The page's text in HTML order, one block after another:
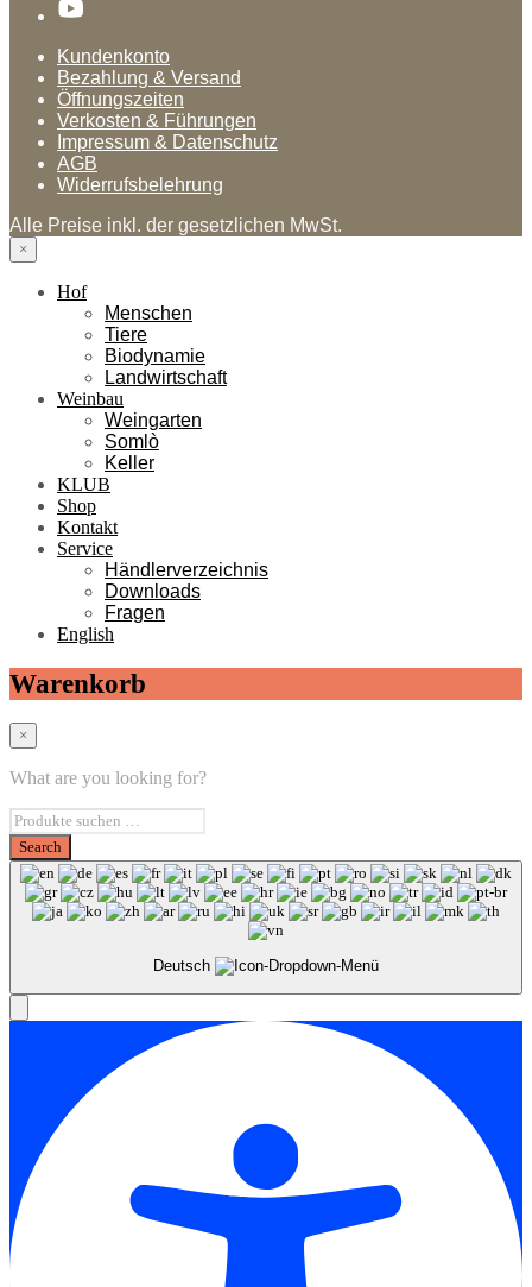
Kundenkonto
Bezahlung & Versand
Öffnungszeiten
Verkosten & Führungen
Impressum & Datenschutz
AGB
Widerrufsbelehrung
Alle Preise inkl. der gesetzlichen MwSt.
×
Hof
Menschen
Tiere
Biodynamie
Landwirtschaft
Weinbau
Weingarten
Somlò
Keller
KLUB
Shop
Kontakt
Service
Händlerverzeichnis
Downloads
Fragen
English
Warenkorb
×
What are you looking for?
Deutsch